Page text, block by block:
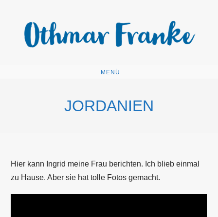
springen
MENÜ
JORDANIEN
Hier kann Ingrid meine Frau berichten. Ich blieb einmal
zu Hause. Aber sie hat tolle Fotos gemacht.